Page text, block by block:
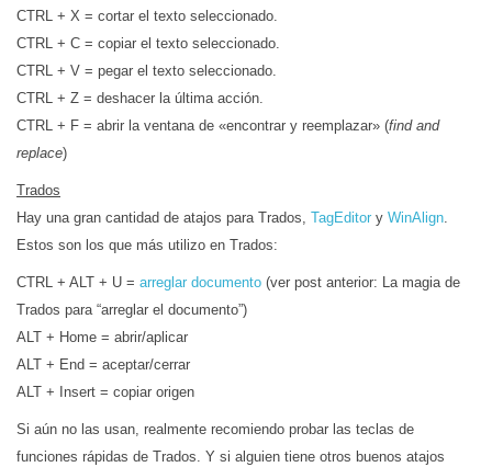
CTRL + X = cortar el texto seleccionado.
CTRL + C = copiar el texto seleccionado.
CTRL + V = pegar el texto seleccionado.
CTRL + Z = deshacer la última acción.
CTRL + F = abrir la ventana de «encontrar y reemplazar» (find and
replace)
Trados
Hay una gran cantidad de atajos para Trados, TagEditor y WinAlign.
Estos son los que más utilizo en Trados:
CTRL + ALT + U = arreglar documento (ver post anterior: La magia de
Trados para “arreglar el documento”)
ALT + Home = abrir/aplicar
ALT + End = aceptar/cerrar
ALT + Insert = copiar origen
Si aún no las usan, realmente recomiendo probar las teclas de
funciones rápidas de Trados. Y si alguien tiene otros buenos atajos